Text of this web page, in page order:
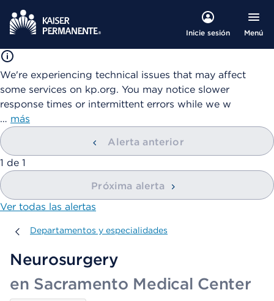
Inicie sesión Menú
We're experiencing technical issues that may affect
some services on kp.org. You may notice slower
response times or intermittent errors while we w
… más
Alerta anterior
mostrando
1 de 1
Próxima alerta
Ver todas las alertas
Departamentos y especialidades
Departamentos y especialidades
Neurosurgery
en Sacramento Medical Center